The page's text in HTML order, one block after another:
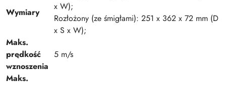
Wymiary
x W);
Rozłożony (ze śmigłami): 251 x 362 x 72 mm (D
x S x W);
Maks.
prędkość
wznoszenia
5 m/s
Maks.